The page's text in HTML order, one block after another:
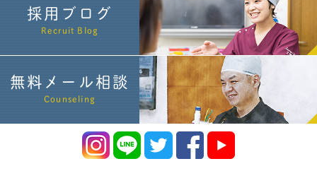
採用ブログ
Recruit Blog
無料メール相談
Counseling